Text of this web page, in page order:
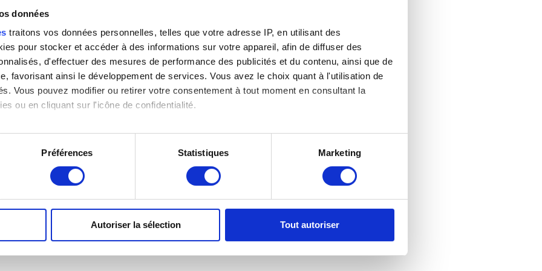
données
traitons vos données personnelles, telles que votre adresse IP, en utilisant des
pour stocker et accéder à des informations sur votre appareil, afin de diffuser des
d'effectuer des mesures de performance des publicités et du contenu, ainsi que de
favorisant ainsi le développement de services. Vous avez le choix quant à l'utilisation de
Vous pouvez modifier ou retirer votre consentement à tout moment en consultant la
ou en cliquant sur l'icône de confidentialité.
également :
sur votre localisation géographique qui peuvent être précises à plusieurs mètres près
de publicité et d'analyse, qui peuvent combiner celles-ci avec d'autres informations que
Préférences Statistiques Marketing
Autoriser la sélection Tout autoriser